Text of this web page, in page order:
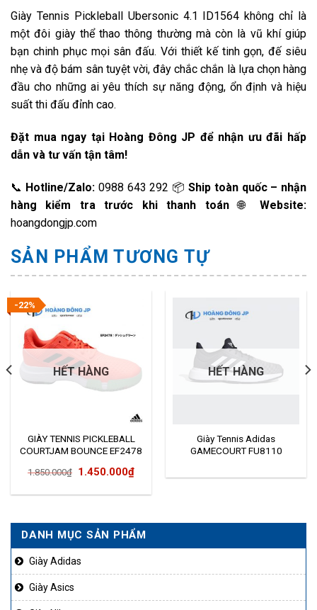
DANH MỤC SẢN PHẨM
Giày Adidas
Giày Asics
Giày Tennis Pickleball Ubersonic 4.1 ID1564 không chỉ là
một đôi giày thể thao thông thường mà còn là vũ khí giúp
bạn chinh phục mọi sân đấu. Với thiết kế tinh gọn, đế siêu
nhẹ và độ bám sân tuyệt vời, đây chắc chắn là lựa chọn hàng
đầu cho những ai yêu thích sự năng động, ổn định và hiệu
suất thi đấu đỉnh cao.
Đặt mua ngay tại Hoàng Đông JP để nhận ưu đãi hấp
dẫn và tư vấn tận tâm!
📞 Hotline/Zalo: 0988 643 292 📦Ship toàn quốc – nhận
hàng kiểm tra trước khi thanh toán🌐Website:
hoangdongjp.com
SẢN PHẨM TƯƠNG TỰ
-22%
HẾT HÀNG
GIÀY TENNIS PICKLEBALL
COURTJAM BOUNCE EF2478
1.850.000₫ Giá
1.850.000₫.
1.450.000₫Giá
là:
1.450.000₫.
HẾT HÀNG
Giày Tennis Adidas
GAMECOURT FU8110